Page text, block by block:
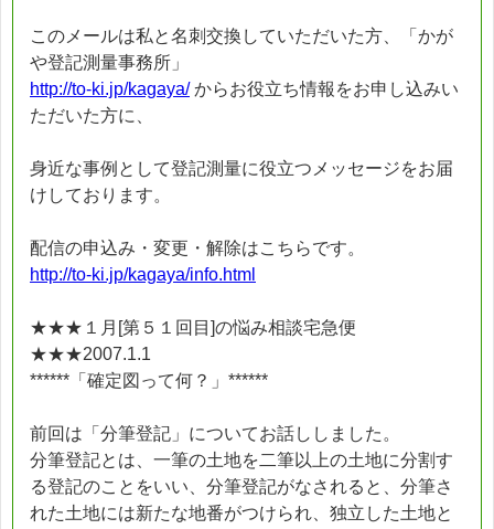
このメールは私と名刺交換していただいた方、「かが
や登記測量事務所」
http://to-ki.jp/kagaya/からお役立ち情報をお申し込みい
ただいた方に、
身近な事例として登記測量に役立つメッセージをお届
けしております。
配信の申込み・変更・解除はこちらです。
http://to-ki.jp/kagaya/info.html
★★★１月[第５１回目]の悩み相談宅急便
★★★2007.1.1
******「確定図って何？」******
前回は「分筆登記」についてお話ししました。
分筆登記とは、一筆の土地を二筆以上の土地に分割す
る登記のことをいい、分筆登記がなされると、分筆さ
れた土地には新たな地番がつけられ、独立した土地と